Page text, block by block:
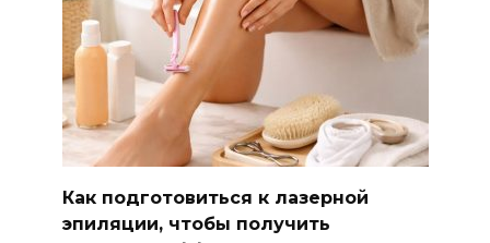
Как подготовиться к лазерной
эпиляции, чтобы получить